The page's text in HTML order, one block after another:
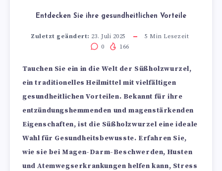
Entdecken Sie ihre gesundheitlichen Vorteile
Zuletzt geändert: 23. Juli 2025 5 Min Lesezeit
0
166
Tauchen Sie ein in die Welt der Süßholzwurzel,
ein traditionelles Heilmittel mit vielfältigen
gesundheitlichen Vorteilen. Bekannt für ihre
entzündungshemmenden und magenstärkenden
Eigenschaften, ist die Süßholzwurzel eine ideale
Wahl für Gesundheitsbewusste. Erfahren Sie,
wie sie bei Magen-Darm-Beschwerden, Husten
und Atemwegserkrankungen helfen kann, Stress